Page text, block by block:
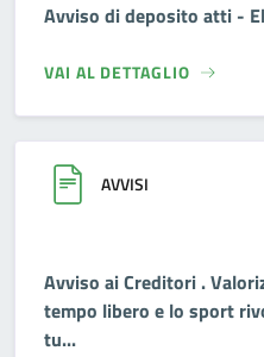
Avviso di deposito atti -
VAI AL DETTAGLIO
AVVISI
Avviso ai Creditori .
tempo libero e lo sport
tu...